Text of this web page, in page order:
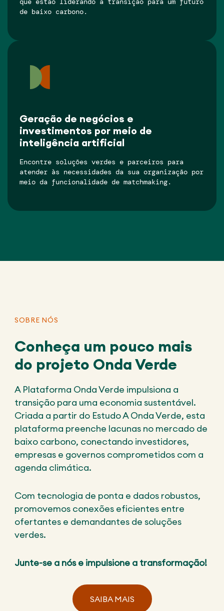
de baixo carbono.
Geração de negócios e
investimentos por meio de
inteligência artificial
Encontre soluções verdes e parceiros para
atender às necessidades da sua organização por
meio da funcionalidade de matchmaking.
SOBRE NÓS
Conheça um pouco mais
do projeto Onda Verde
A Plataforma Onda Verde impulsiona a
transição para uma economia sustentável.
Criada a partir do Estudo A Onda Verde, esta
plataforma preenche lacunas no mercado de
baixo carbono, conectando investidores,
empresas e governos comprometidos com a
agenda climática.
Com tecnologia de ponta e dados robustos,
promovemos conexões eficientes entre
ofertantes e demandantes de soluções
verdes.
Junte-se a nós e impulsione a transformação!
SAIBA MAIS